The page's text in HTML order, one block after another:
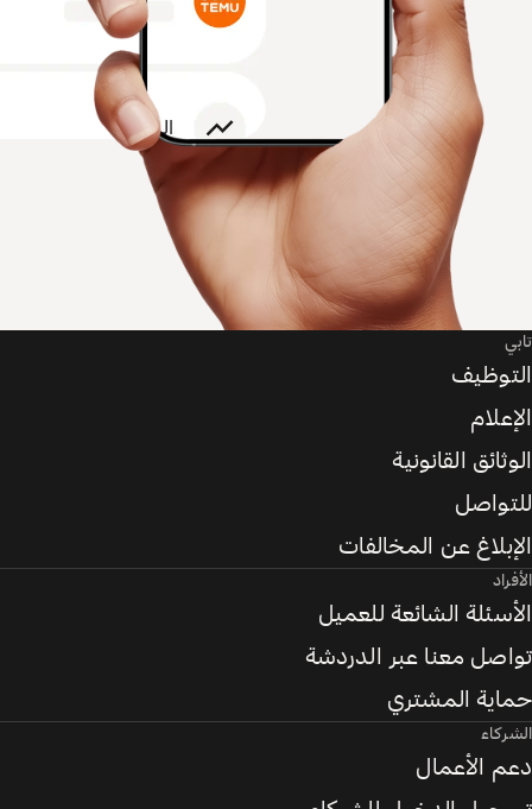
تابي
التوظيف
الإعلام
الوثائق القانونية
للتواصل
الإبلاغ عن المخالفات
الأفراد
الأسئلة الشائعة للعميل
تواصل معنا عبر الدردشة
حماية المشتري
الشركاء
دعم الأعمال